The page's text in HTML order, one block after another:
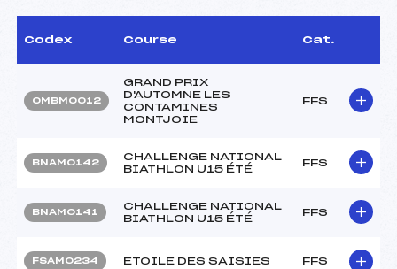
Codex Course Cat.
OMBM0012
GRAND PRIX
D'AUTOMNE LES
CONTAMINES
MONTJOIE
FFS
BNAM0142
CHALLENGE NATIONAL
BIATHLON U15 ÉTÉ
FFS
BNAM0141
CHALLENGE NATIONAL
BIATHLON U15 ÉTÉ
FFS
FSAM0234 ETOILE DES SAISIES FFS